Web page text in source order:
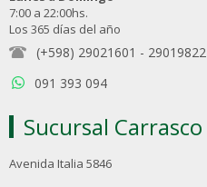
7:00 a 22:00hs.
Los 365 días del año
(+598) 29021601 - 29019822
091 393 094
Sucursal Carrasco
Avenida Italia 5846